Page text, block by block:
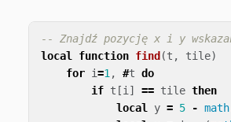
-- Znajdź pozycję x i y
local function find (t , tile)
for i=1, #t do
if t [i] == tile then
local y = 5 -